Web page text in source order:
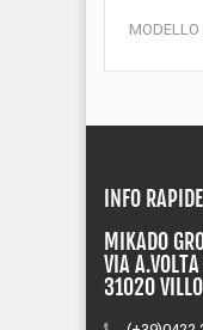
MODELLO
INFO RAPIDE
MIKADO
VIA
31020